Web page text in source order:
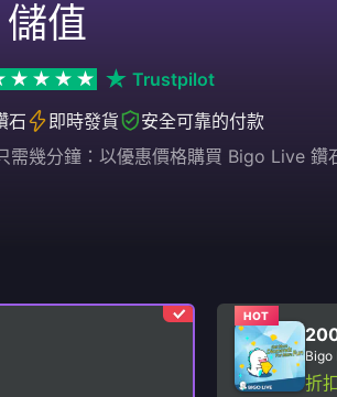
值
Trustpilot
石
即時發貨
安全可靠的付款
需幾分鐘：以優惠價格購買 Bigo Live
HOT
Bigo
折